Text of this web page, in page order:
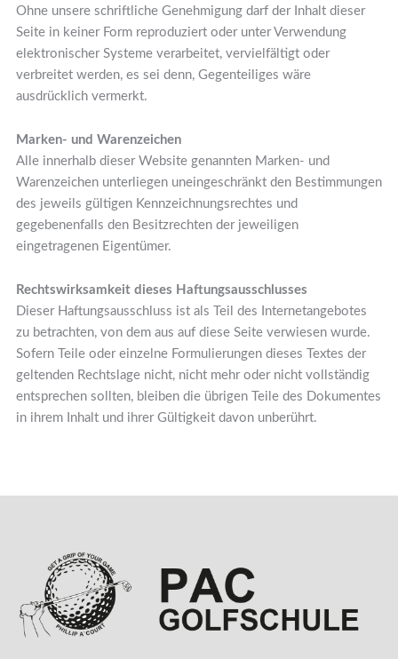
Ohne unsere schriftliche Genehmigung darf der Inhalt dieser
Seite in keiner Form reproduziert oder unter Verwendung
elektronischer Systeme verarbeitet, vervielfältigt oder
verbreitet werden, es sei denn, Gegenteiliges wäre
ausdrücklich vermerkt.
Marken- und Warenzeichen
Alle innerhalb dieser Website genannten Marken- und
Warenzeichen unterliegen uneingeschränkt den Bestimmungen
des jeweils gültigen Kennzeichnungsrechtes und
gegebenenfalls den Besitzrechten der jeweiligen
eingetragenen Eigentümer.
Rechtswirksamkeit dieses Haftungsausschlusses
Dieser Haftungsausschluss ist als Teil des Internetangebotes
zu betrachten, von dem aus auf diese Seite verwiesen wurde.
Sofern Teile oder einzelne Formulierungen dieses Textes der
geltenden Rechtslage nicht, nicht mehr oder nicht vollständig
entsprechen sollten, bleiben die übrigen Teile des Dokumentes
in ihrem Inhalt und ihrer Gültigkeit davon unberührt.